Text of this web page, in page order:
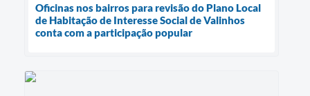
Oficinas nos bairros para revisão do Plano Local
de Habitação de Interesse Social de Valinhos
conta com a participação popular